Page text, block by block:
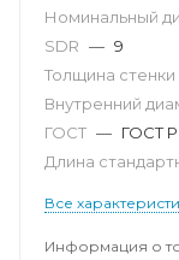
Номинальный
SDR — 9
Толщина
Внутренний
ГОСТ — ГОСТ Р
Длина
Все
Информация о